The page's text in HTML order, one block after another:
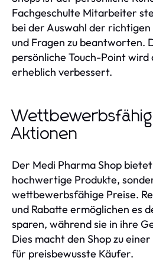
Fachgeschulte Mitarbeiter
bei der Auswahl der
und Fragen zu beantworten.
persönliche Touch-Point wird
erheblich verbessert.
Aktionen
Der Medi Pharma Shop
hochwertige Produkte,
wettbewerbsfähige Preise.
und Rabatte ermöglichen es
sparen, während sie in ihre
Dies macht den Shop zu
für preisbewusste Käufer.